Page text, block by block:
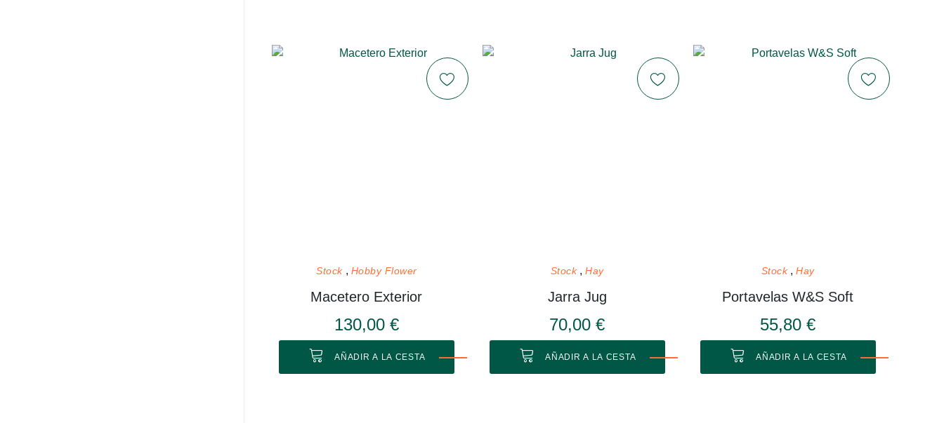
Stock Hobby Flower
Macetero Exterior
130,00 €
AÑADIR A LA CESTA
Stock Hay
Jarra Jug
70,00 €
AÑADIR A LA CESTA
Stock Hay
Portavelas W&S Soft
55,80 €
AÑADIR A LA CESTA